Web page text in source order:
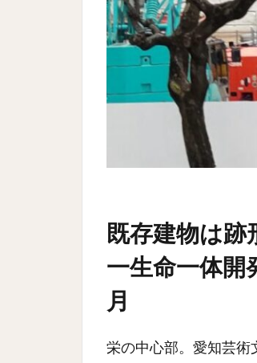
既存建物は
一生命一体開
月
栄の中心部。愛知芸術